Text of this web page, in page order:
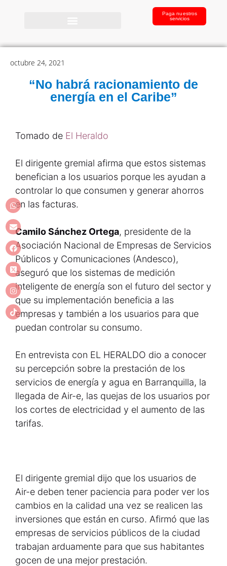
Paga nuestros
servicios
octubre 24, 2021
“No habrá racionamiento de
energía en el Caribe”
Tomado de El Heraldo
El dirigente gremial afirma que estos sistemas
benefician a los usuarios porque les ayudan a
controlar lo que consumen y generar ahorros
en las facturas.
Camilo Sánchez Ortega, presidente de la
Asociación Nacional de Empresas de Servicios
Públicos y Comunicaciones (Andesco),
aseguró que los sistemas de medición
inteligente de energía son el futuro del sector y
que su implementación beneficia a las
empresas y también a los usuarios para que
puedan controlar su consumo.
En entrevista con EL HERALDO dio a conocer
su percepción sobre la prestación de los
servicios de energía y agua en Barranquilla, la
llegada de Air-e, las quejas de los usuarios por
los cortes de electricidad y el aumento de las
tarifas.
El dirigente gremial dijo que los usuarios de
Air-e deben tener paciencia para poder ver los
cambios en la calidad una vez se realicen las
inversiones que están en curso. Afirmó que las
empresas de servicios públicos de la ciudad
trabajan arduamente para que sus habitantes
gocen de una mejor prestación.